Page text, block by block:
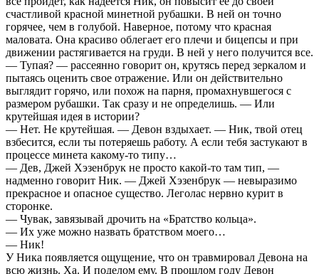
счастливой красной минетной рубашки. В ней он точно
горячее, чем в голубой. Наверное, потому что красная
маловата. Она красиво облегает его плечи и бицепсы и при
движении растягивается на груди. В ней у него получится все.
— Тупая? — рассеянно говорит он, крутясь перед зеркалом и
пытаясь оценить свое отражение. Или он действительно
выглядит горячо, или похож на парня, промахнувшегося с
размером рубашки. Так сразу и не определишь. — Или
крутейшая идея в истории?
— Нет. Не крутейшая. — Девон вздыхает. — Ник, твой отец
взбесится, если ты потеряешь работу. А если тебя застукают в
процессе минета какому-то типу…
— Дев, Джей Хэзенбрук не просто какой-то там тип, —
надменно говорит Ник. — Джей Хэзенбрук — невыразимо
прекрасное и опасное существо. Леголас нервно курит в
сторонке.
— Чувак, завязывай дрочить на «Братство кольца».
— Их уже можно назвать братством моего…
— Ник!
У Ника появляется ощущение, что он травмировал Девона на
всю жизнь. Ха. И поделом ему. В прошлом году Девон